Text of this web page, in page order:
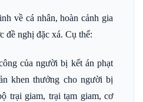
về cá nhân, hoàn cảnh gia
đề nghị đặc xá. Cụ thể:
của người bị kết án phạt
khen thưởng cho người bị
trại giam, trại tạm giam, cơ